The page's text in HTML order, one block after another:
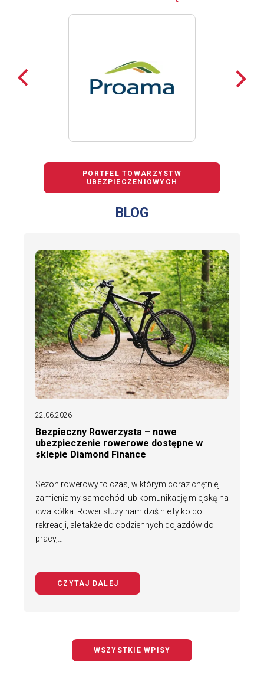
Poprzednie
loga
loga
PORTFEL TOWARZYSTW
UBEZPIECZENIOWYCH
BLOG
22.06.2026
Bezpieczny Rowerzysta – nowe
ubezpieczenie rowerowe dostępne w
sklepie Diamond Finance
Sezon rowerowy to czas, w którym coraz chętniej
zamieniamy samochód lub komunikację miejską na
dwa kółka. Rower służy nam dziś nie tylko do
rekreacji, ale także do codziennych dojazdów do
pracy,…
CZYTAJ DALEJ
WSZYSTKIE WPISY